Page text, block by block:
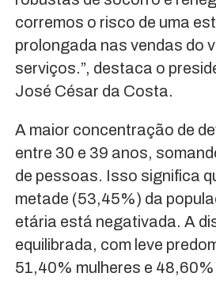
corremos o risco de uma
prolongada nas vendas do
serviços.”, destaca o
José César da Costa.
A maior concentração de
entre 30 e 39 anos,
de pessoas. Isso significa
metade (53,45%) da
etária está negativada. A
equilibrada, com leve
51,40% mulheres e